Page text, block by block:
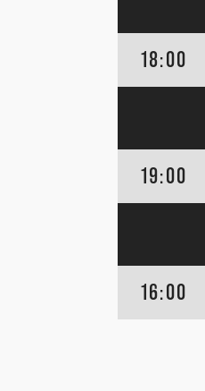
18:00
19:00
16:00